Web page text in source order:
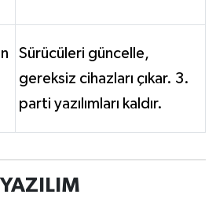
Sürücüleri güncelle,
gereksiz cihazları çıkar. 3.
parti yazılımları kaldır.